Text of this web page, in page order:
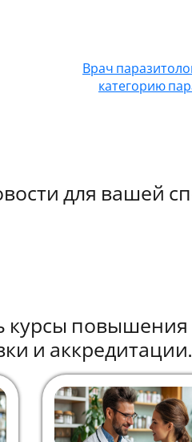
Врач
категорию
для вашей
курсы
и аккредитации.